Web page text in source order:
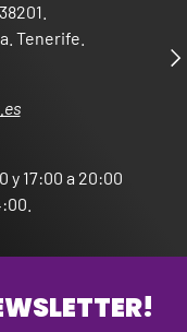
Tenerife.
y 17:00 a 20:00